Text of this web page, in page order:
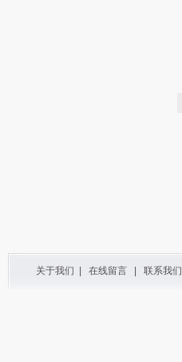
关于我们 在线留言 联系我们